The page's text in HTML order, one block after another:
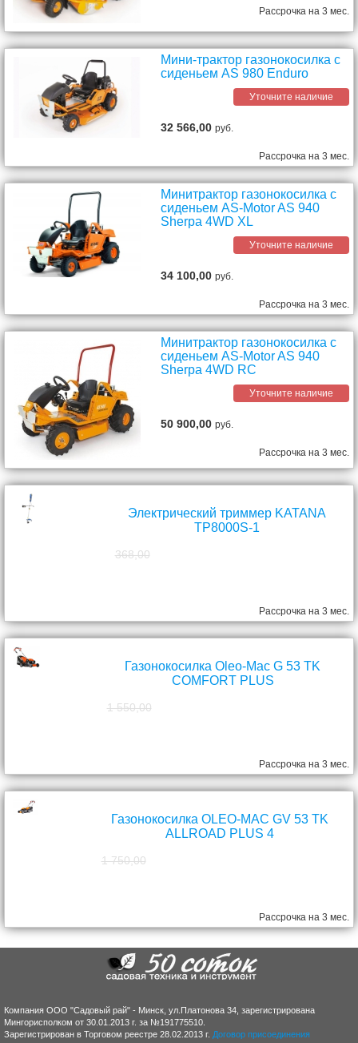
Рассрочка на 3 мес.
Мини-трактор газонокосилка с
сиденьем AS 980 Enduro
Уточните наличие
32 566,00руб.
Рассрочка на 3 мес.
Минитрактор газонокосилка с
сиденьем AS-Motor AS 940
Sherpa 4WD XL
Уточните наличие
34 100,00руб.
Рассрочка на 3 мес.
Минитрактор газонокосилка с
сиденьем AS-Motor AS 940
Sherpa 4WD RC
Уточните наличие
50 900,00руб.
Рассрочка на 3 мес.
Электрический триммер KATANA
TP8000S-1
368,00
Рассрочка на 3 мес.
Газонокосилка Oleo-Mac G 53 TK
COMFORT PLUS
1 550,00
Рассрочка на 3 мес.
Газонокосилка OLEO-MAC GV 53 TK
ALLROAD PLUS 4
1 750,00
Рассрочка на 3 мес.
Компания ООО "Садовый рай" - Минск, ул.Платонова 34, зарегистрирована
Мингорисполком от 30.01.2013 г. за №191775510.
Зарегистрирован в Торговом реестре 28.02.2013 г. Договор присоединения